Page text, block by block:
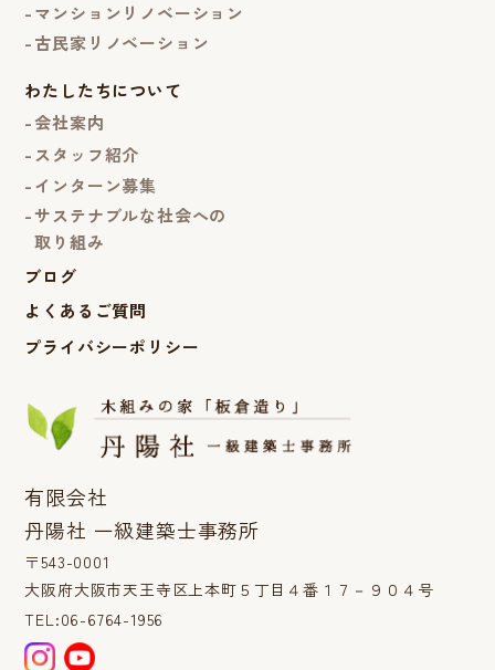
有限会社
丹陽社 一級建築士事務所
〒543-0001
大阪府大阪市天王寺区上本町５丁目４番１７－９０４号
TEL:06-6764-1956
マンションリノベーション
古民家リノベーション
わたしたちについて
会社案内
スタッフ紹介
インターン募集
サステナブルな社会への
取り組み
ブログ
よくあるご質問
プライバシーポリシー